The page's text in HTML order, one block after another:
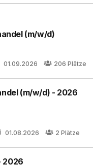
(m/w/d)
01.09.2026 206 Plätze
(m/w/d) - 2026
01.08.2026 2 Plätze
2026